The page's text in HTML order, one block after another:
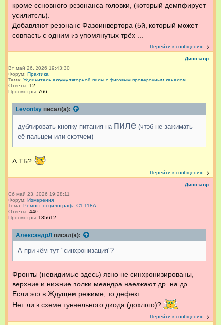
кроме основного резонанса головки, (который демпфирует
усилитель).
Добавляют резонанс Фазоинвертора (5й, который может
совпасть с одним из упомянутых трёх ...
Перейти к сообщению
Динозавр
Вт май 26, 2026 19:43:30
Форум: Практика
Тема: Удлинитель аккумуляторной пилы с фиговым проверочным каналом
Ответы: 12
Просмотры: 766
Levontay писал(а):
дублировать кнопку питания на пиле (чтоб не зажимать
её пальцем или скотчем)
А ТБ?
Перейти к сообщению
Динозавр
Сб май 23, 2026 19:28:11
Форум: Измерения
Тема: Ремонт осцилографа С1-118А
Ответы: 440
Просмотры: 135612
АлександрЛ писал(а):
А при чём тут "синхронизация"?
Фронты (невидимые здесь) явно не синхронизированы,
верхние и нижние полки меандра наезжают др. на др.
Если это в Ждущем режиме, то дефект.
Нет ли в схеме туннельного диода (дохлого)?
Перейти к сообщению